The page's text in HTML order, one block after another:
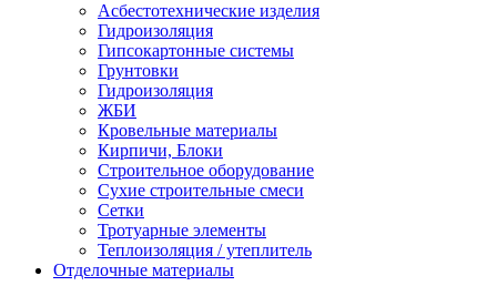
Асбестотехнические изделия
Гидроизоляция
Гипсокартонные системы
Грунтовки
Гидроизоляция
ЖБИ
Кровельные материалы
Кирпичи, Блоки
Строительное оборудование
Сухие строительные смеси
Сетки
Тротуарные элементы
Теплоизоляция / утеплитель
Отделочные материалы